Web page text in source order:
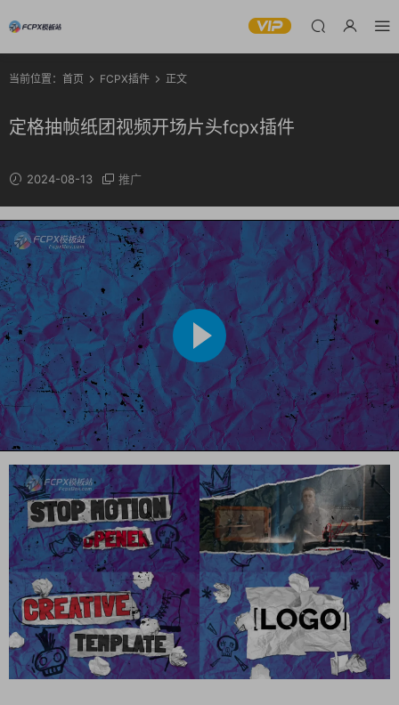
当前位置： 首页 FCPX插件 正文
定格抽帧纸团视频开场片头fcpx插件
2024-08-13 推广